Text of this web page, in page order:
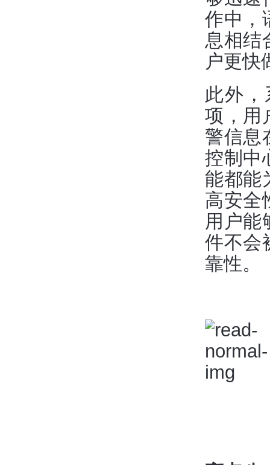
作中，
息相结
户更快
此外
项，用
警信息
控制中
能都能
高安全
用户能
件不会
靠性。